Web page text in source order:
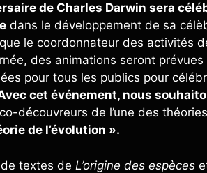
de Charles Darwin sera
dans le développement de sa
le coordonnateur des activités
des animations seront
pour tous les publics pour
cet événement, nous
co-découvreurs de l’une des
de l’évolution ».
textes de L’origine des espèces